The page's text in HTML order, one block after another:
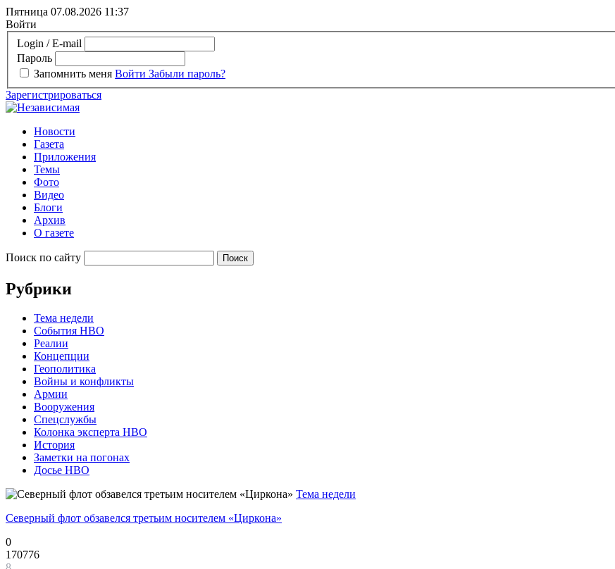
Пятница 07.08.2026 11:37
Войти
Login / E-mail
Пароль
Запомнить меня Войти Забыли пароль?
Зарегистрироваться
Новости
Газета
Приложения
Темы
Фото
Видео
Блоги
Архив
О газете
Поиск по сайту
Рубрики
Тема недели
События НВО
Реалии
Концепции
Геополитика
Войны и конфликты
Армии
Вооружения
Спецслужбы
Колонка эксперта НВО
История
Заметки на погонах
Досье НВО
Тема недели
Северный флот обзавелся третьим носителем «Циркона»
0
170776